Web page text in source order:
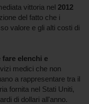
vittoria nel 2012
del fatto che i
valore e gli alti costi di
fare elenchi e
medici che non
a rappresentare tra il
fornita nel Stati Uniti,
di dollari all'anno.